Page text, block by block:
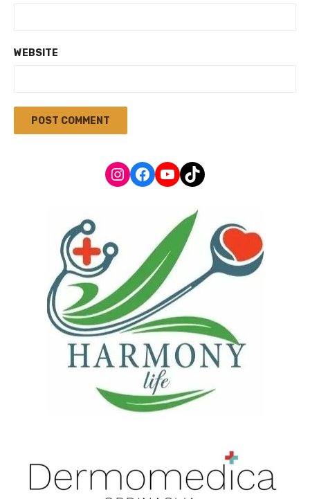
WEBSITE
Instagram
Facebook
YouTube
TikTok